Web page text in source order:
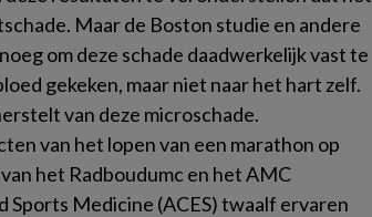
Maar de Boston studie en andere
om deze schade daadwerkelijk vast te
gekeken, maar niet naar het hart zelf.
van deze microschade.
van het lopen van een marathon op
het Radboudumc en het AMC
Medicine (ACES) twaalf ervaren